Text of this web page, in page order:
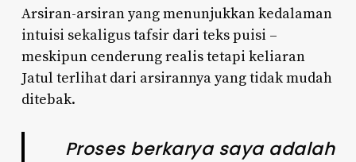
Arsiran-arsiran yang menunjukkan kedalaman
intuisi sekaligus tafsir dari teks puisi –
meskipun cenderung realis tetapi keliaran
Jatul terlihat dari arsirannya yang tidak mudah
ditebak.
Proses berkarya saya adalah